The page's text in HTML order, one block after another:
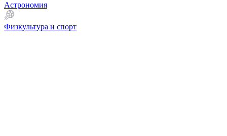
Астрономия
Физкультура и спорт